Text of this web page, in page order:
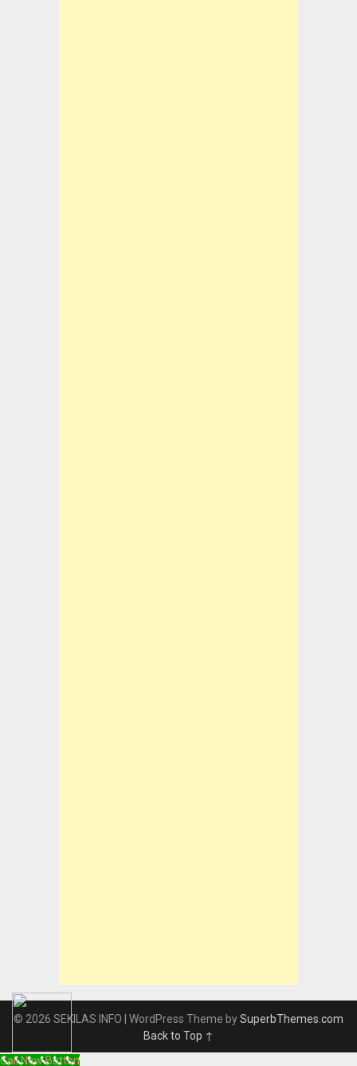
© 2026 SEKILAS INFO | WordPress Theme bySuperbThemes.com
Back to Top ↑
Call Now Button